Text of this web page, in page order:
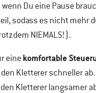
Du eine Pause
sodass es nicht mehr
NIEMALS!).
eine komfortable
Kletterer schneller
Kletterer langsamer